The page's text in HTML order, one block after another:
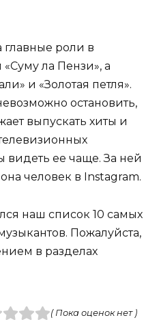
главные роли в
ла Пензи», а
и «Золотая петля».
остановить,
выпускать хиты и
видеть ее чаще. За ней
человек в Instagram.
наш список 10 самых
Пожалуйста,
в разделах
( Пока оценок нет )